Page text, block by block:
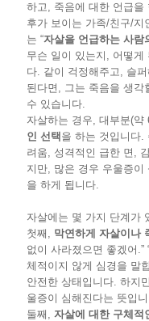
하고, 죽음에 대한 언급을
후가 보이는 가족/친구/지
는 “자살을 언급하는 사람
무슨 일이 있는지, 어떻게
다. 같이 걱정해주고, 슬
된다면, 그는 죽음을 생
수 있습니다.
자살하는 경우, 대부분(약
인 선택 을 하는 것입니다.
려움, 성격적인 급한 면,
지만, 많은 경우 우울증이
을 하게 됩니다.
자살에는 몇 가지 단계가
첫째, 막연하게 자살이나
없이 사라졌으면 좋겠어.”
체적이지 않게 심경을 말
안전한 상태입니다. 하지
울증이 심해진다는 뜻입
둘째, 자살에 대한 구체적